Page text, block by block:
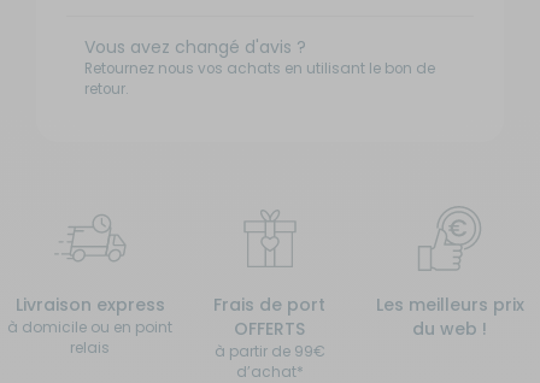
Vous avez changé d'avis ?
Retournez nous vos achats en utilisant le bon de
retour.
Livraison express
à domicile ou en point
relais
Frais de port
OFFERTS
à partir de 99€
d’achat*
Les meilleurs prix
du web !